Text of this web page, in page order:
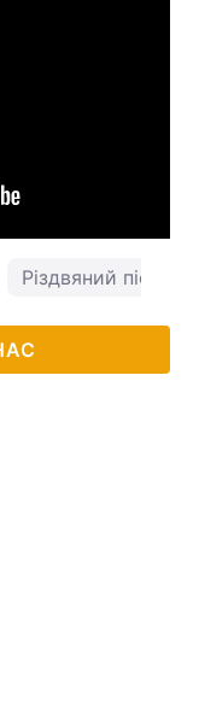
Різдвяний піст